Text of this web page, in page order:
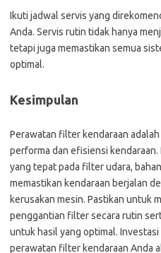
Ikuti jadwal servis yang
Anda. Servis rutin tidak hanya
tetapi juga memastikan semua
optimal.
Kesimpulan
Perawatan filter kendaraan
performa dan efisiensi
yang tepat pada filter udara,
memastikan kendaraan berjalan
kerusakan mesin. Pastikan untuk
penggantian filter secara rutin
untuk hasil yang optimal.
perawatan filter kendaraan Anda